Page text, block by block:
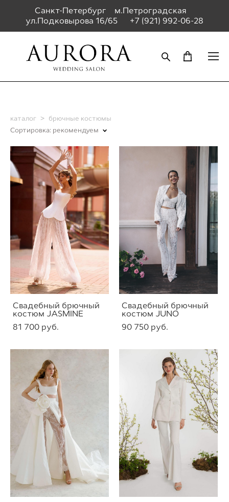
Санкт-Петербург м.Петроградская
ул.Подковырова 16/65 +7 (921) 992-06-28
каталог > брючные костюмы
Сортировка: рекомендуем
Свадебный брючный
костюм JASMINE
81 700 pуб.
Свадебный брючный
костюм JUNO
90 750 pуб.